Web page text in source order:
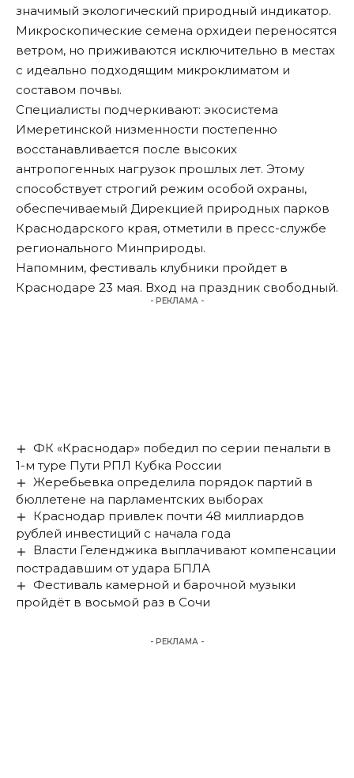
значимый экологический природный индикатор.
Микроскопические семена орхидеи переносятся
ветром, но приживаются исключительно в местах
с идеально подходящим микроклиматом и
составом почвы.
Специалисты подчеркивают: экосистема
Имеретинской низменности постепенно
восстанавливается после высоких
антропогенных нагрузок прошлых лет. Этому
способствует строгий режим особой охраны,
обеспечиваемый Дирекцией природных парков
Краснодарского края, отметили в пресс-службе
регионального Минприроды.
Напомним, фестиваль клубники пройдет в
Краснодаре 23 мая. Вход на праздник свободный.
- РЕКЛАМА -
ФК «Краснодар» победил по серии пенальти в
1-м туре Пути РПЛ Кубка России
Жеребьевка определила порядок партий в
бюллетене на парламентских выборах
Краснодар привлек почти 48 миллиардов
рублей инвестиций с начала года
Власти Геленджика выплачивают компенсации
пострадавшим от удара БПЛА
Фестиваль камерной и барочной музыки
пройдёт в восьмой раз в Сочи
- РЕКЛАМА -